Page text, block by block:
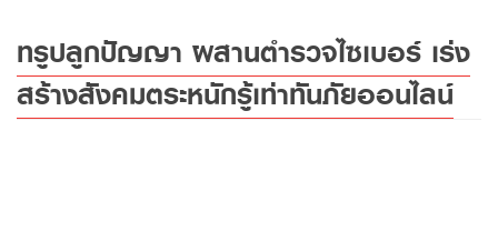
ทรูปลูกปัญญา ผสานตำรวจไซเบอร์ เร่ง
สร้างสังคมตระหนักรู้เท่าทันภัยออนไลน์